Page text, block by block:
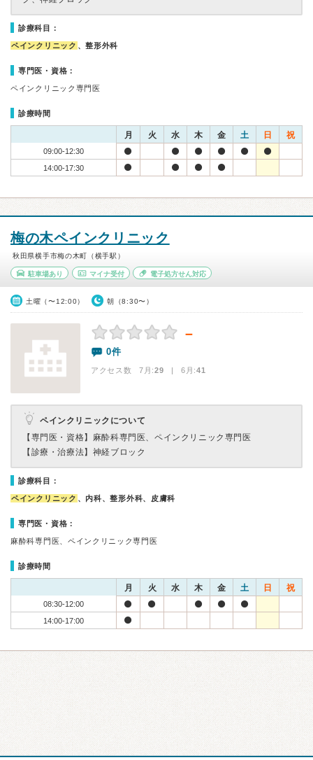
診療科目：
ペインクリニック 、整形外科
専門医・資格：
ペインクリニック専門医
診療時間
月 火 水 木 金 土 日 祝
09:00-12:30
14:00-17:30
梅の木ペインクリニック
秋田県横手市梅の木町（横手駅）
駐車場あり マイナ受付 電子処方せん対応
土曜（〜12:00） 朝（8:30〜）
－
0件
アクセス数 7月:29 | 6月:41
ペインクリニックについて
【専門医・資格】 麻酔科専門医、ペインクリニック専門医
【診療・治療法】 神経ブロック
診療科目：
ペインクリニック 、内科、整形外科、皮膚科
専門医・資格：
麻酔科専門医、ペインクリニック専門医
診療時間
月 火 水 木 金 土 日 祝
08:30-12:00
14:00-17:00